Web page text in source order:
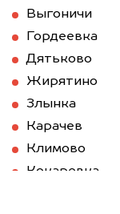
Выгоничи
Гордеевка
Дятьково
Жирятино
Злынка
Карачев
Климово
Кокаревка